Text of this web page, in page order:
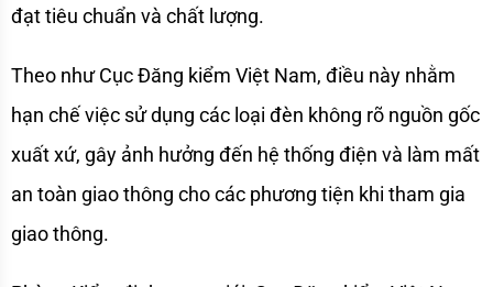
đạt tiêu chuẩn và chất lượng.
Theo như Cục Đăng kiểm Việt Nam, điều này nhằm
hạn chế việc sử dụng các loại đèn không rõ nguồn gốc
xuất xứ, gây ảnh hưởng đến hệ thống điện và làm mất
an toàn giao thông cho các phương tiện khi tham gia
giao thông.